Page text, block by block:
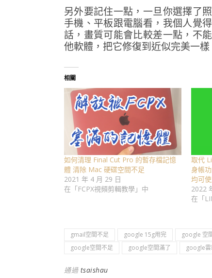
另外要記住一點，一旦你選擇了
手機、平板跟電腦看，我個人覺
話，畫質可能會比較差一點，不
他軟體，把它修復到近似完美一
相關
如何清理 Final Cut Pro 的暫存檔記憶
體 清除 Mac 硬碟空間不足
2021 年 4 月 29 日
在「FCPX視頻剪輯教學」中
取代
身帳
均可
2022
在「
gmail空間不足 google 15g用完 google 空
google空間不足
google空間滿了 google
通過 tsaishau